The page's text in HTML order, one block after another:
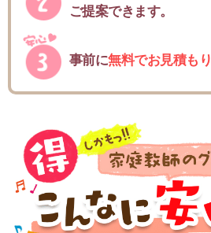
ご提案できます。
事前に無料でお見積もり